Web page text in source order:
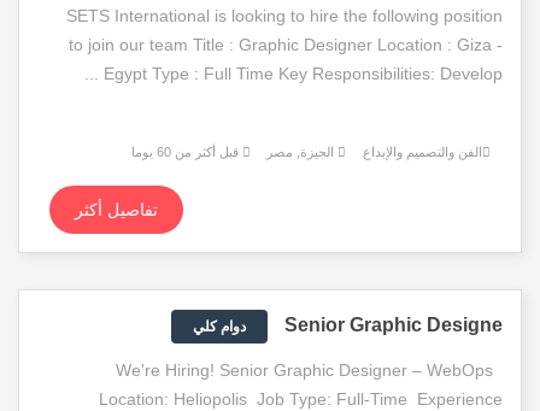
SETS International is looking to hire the following position
to join our team Title : Graphic Designer Location : Giza -
Egypt Type : Full Time Key Responsibilities: Develop ...
الفن والتصميم والإبداع الجيزة, مصر قبل أكثر من 60 يوما
تفاصيل أكثر
Senior Graphic Designe دوام كلي
We're Hiring! Senior Graphic Designer – WebOps
Location: Heliopolis Job Type: Full-Time Experience